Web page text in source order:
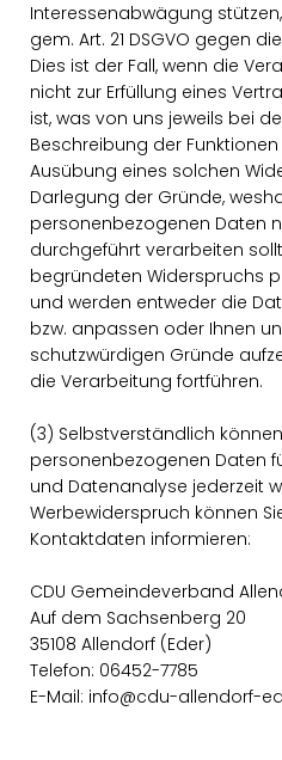
Interessenabwägung
gem. Art. 21 DSGVO gegen
Dies ist der Fall, wenn die
nicht zur Erfüllung eines
ist, was von uns jeweils bei
Beschreibung der
Ausübung eines solchen
Darlegung der Gründe,
personenbezogenen Daten
durchgeführt verarbeiten
begründeten Widerspruchs
und werden entweder die
bzw. anpassen oder Ihnen
schutzwürdigen Gründe
die Verarbeitung fortführen.
(3) Selbstverständlich
personenbezogenen Daten
und Datenanalyse jederzeit
Werbewiderspruch können
Kontaktdaten informieren:
CDU Gemeindeverband
Auf dem Sachsenberg 20
35108 Allendorf (Eder)
Telefon: 06452-7785
E-Mail: info@cdu-allendorf-